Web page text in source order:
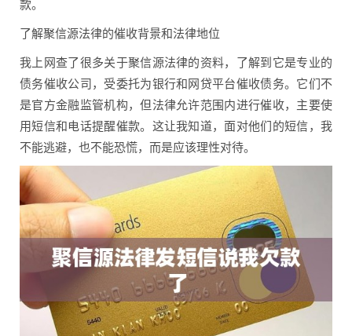
款。
了解聚信源法律的催收背景和法律地位
我上网查了很多关于聚信源法律的资料，了解到它是专业的
债务催收公司，受委托为银行和网贷平台催收债务。它们不
是官方金融监管机构，但法律允许范围内进行催收，主要使
用短信和电话提醒催款。这让我知道，面对他们的短信，我
不能逃避，也不能恐慌，而是应该理性对待。